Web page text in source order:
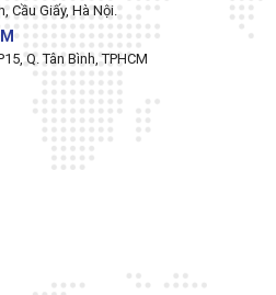
Cầu Giấy, Hà Nội.
Q. Tân Bình, TPHCM